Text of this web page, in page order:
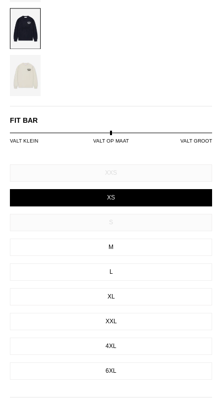
NAVY
WHITE
FIT BAR
VALT KLEIN VALT OP MAAT VALT GROOT
XXS
XS
S
M
L
XL
XXL
4XL
6XL